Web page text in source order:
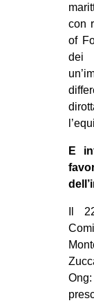
con
of
dei
E
Il